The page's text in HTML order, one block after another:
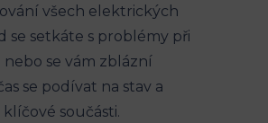
všech elektrických
se setkáte s problémy při
se vám zblázní
se podívat na stav a
součásti.